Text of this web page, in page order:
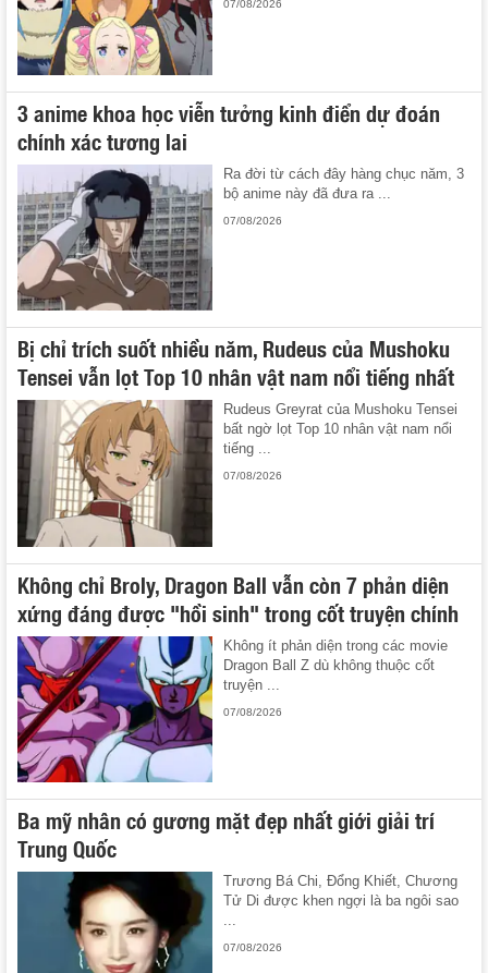
07/08/2026
3 anime khoa học viễn tưởng kinh điển dự đoán
chính xác tương lai
Ra đời từ cách đây hàng chục năm, 3
bộ anime này đã đưa ra ...
07/08/2026
Bị chỉ trích suốt nhiều năm, Rudeus của Mushoku
Tensei vẫn lọt Top 10 nhân vật nam nổi tiếng nhất
Rudeus Greyrat của Mushoku Tensei
bất ngờ lọt Top 10 nhân vật nam nổi
tiếng ...
07/08/2026
Không chỉ Broly, Dragon Ball vẫn còn 7 phản diện
xứng đáng được "hồi sinh" trong cốt truyện chính
Không ít phản diện trong các movie
Dragon Ball Z dù không thuộc cốt
truyện ...
07/08/2026
Ba mỹ nhân có gương mặt đẹp nhất giới giải trí
Trung Quốc
Trương Bá Chi, Đổng Khiết, Chương
Tử Di được khen ngợi là ba ngôi sao
...
07/08/2026